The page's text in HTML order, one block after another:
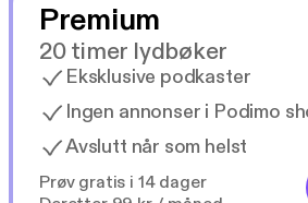
Premium
20 timer lydbøker
Eksklusive podkaster
Ingen annonser i Podimo
Avslutt når som helst
Prøv gratis i 14 dager